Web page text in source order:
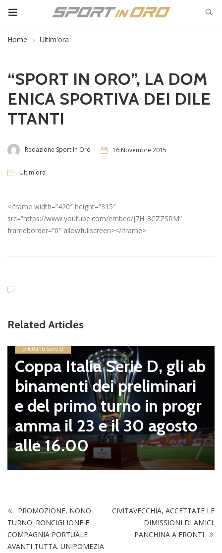
Home Ultim'ora
“SPORT IN ORO”, LA DOM
ENICA SPORTIVA DEI DILE
TTANTI
Redazione Sport In Oro 16 Novembre 2015
Ultim'ora
<iframe width=”420″ height=”315″
src=”https://www.youtube.com/embed/j7H_3CZZSRM”
frameborder=”0″ allowfullscreen></iframe>
Related Articles
Dilettanti Serie D
Coppa Italia Serie D, gli ab
binamenti dei preliminari
e del primo turno in progr
amma il 23 e il 30 agosto
alle 16.00
PROMOZIONE, NONO
TURNO: RONCIGLIONE E
COMPAGNIA PORTUALE
AVANTI TUTTA. UNIPOMEZIA
CIVITAVECCHIA, ACCETTATE LE
DIMISSIONI DI AMICI:
PANCHINA A FRONTI